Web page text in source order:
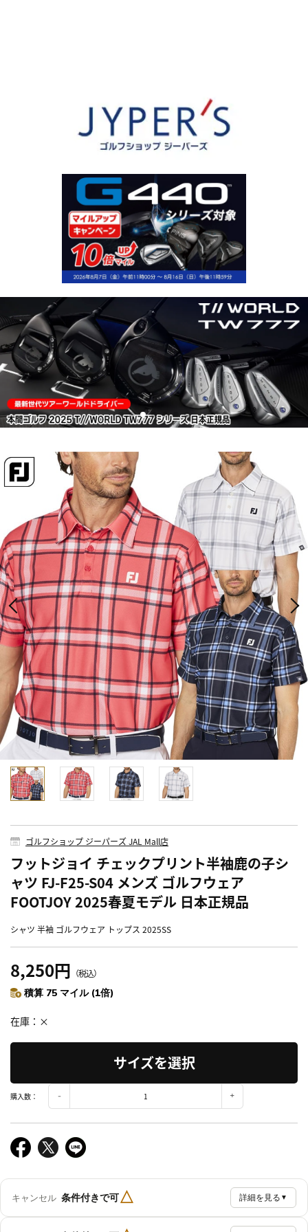
ゴルフショップ ジーパーズ JAL Mall店
フットジョイ チェックプリント半袖鹿の子シ
ャツ FJ-F25-S04 メンズ ゴルフウェア
FOOTJOY 2025春夏モデル 日本正規品
シャツ 半袖 ゴルフウェア トップス 2025SS
8,250円 （税込）
積算 75 マイル (1倍)
在庫 ×
サイズを選択
購入数：
キャンセル 条件付きで可△ 詳細を見る ▼